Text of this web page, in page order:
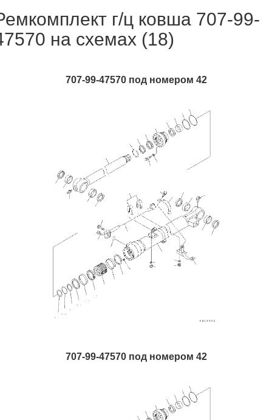
г/ц ковша 707-99-
на схемах (18)
707-99-47570 под номером 42
707-99-47570 под номером 42